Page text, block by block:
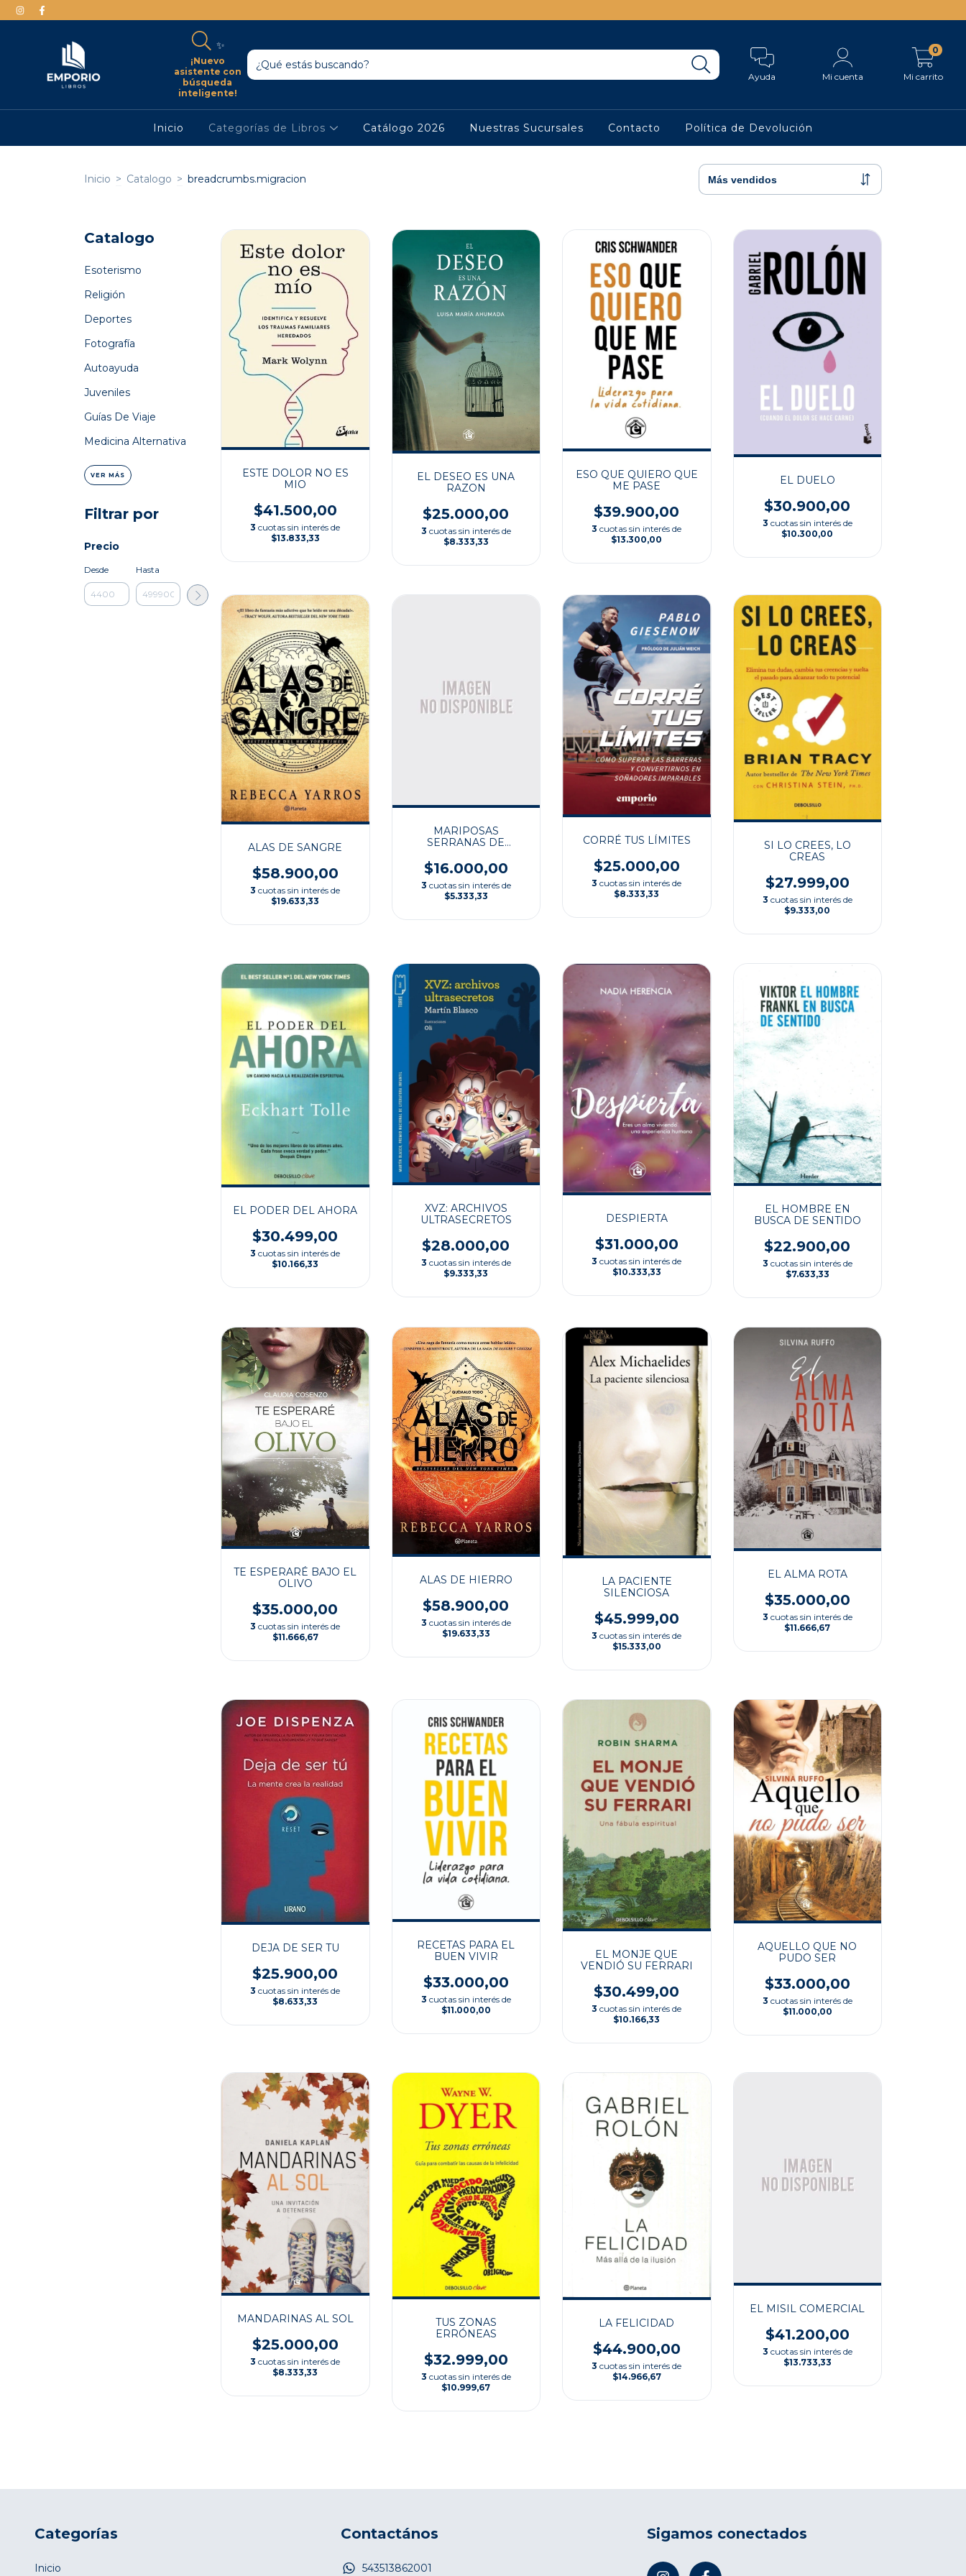
✨
¡Nuevo
asistente con
búsqueda
inteligente!
Ayuda Mi cuenta Mi carrito
0
Inicio Categorías de Libros Catálogo 2026 Nuestras Sucursales Contacto Política de Devolución
Inicio > Catalogo > breadcrumbs.migracion
Catalogo
Esoterismo
Religión
Deportes
Fotografía
Autoayuda
Juveniles
Guías De Viaje
Medicina Alternativa
VER MÁS
Filtrar por
Precio
Desde Hasta
ESTE DOLOR NO ES
MIO
$41.500,00
3 cuotas sin interés de
$13.833,33
EL DESEO ES UNA
RAZON
$25.000,00
3 cuotas sin interés de
$8.333,33
ESO QUE QUIERO QUE
ME PASE
$39.900,00
3 cuotas sin interés de
$13.300,00
EL DUELO
$30.900,00
3 cuotas sin interés de
$10.300,00
ALAS DE SANGRE
$58.900,00
3 cuotas sin interés de
$19.633,33
MARIPOSAS
SERRANAS DE
$16.000,00
3 cuotas sin interés de
$5.333,33
CORRÉ TUS LÍMITES
$25.000,00
3 cuotas sin interés de
$8.333,33
SI LO CREES, LO
CREAS
$27.999,00
3 cuotas sin interés de
$9.333,00
EL PODER DEL AHORA
$30.499,00
3 cuotas sin interés de
$10.166,33
XVZ: ARCHIVOS
ULTRASECRETOS
$28.000,00
3 cuotas sin interés de
$9.333,33
DESPIERTA
$31.000,00
3 cuotas sin interés de
$10.333,33
EL HOMBRE EN
BUSCA DE SENTIDO
$22.900,00
3 cuotas sin interés de
$7.633,33
TE ESPERARÉ BAJO EL
OLIVO
$35.000,00
3 cuotas sin interés de
$11.666,67
ALAS DE HIERRO
$58.900,00
3 cuotas sin interés de
$19.633,33
LA PACIENTE
SILENCIOSA
$45.999,00
3 cuotas sin interés de
$15.333,00
EL ALMA ROTA
$35.000,00
3 cuotas sin interés de
$11.666,67
DEJA DE SER TU
$25.900,00
3 cuotas sin interés de
$8.633,33
RECETAS PARA EL
BUEN VIVIR
$33.000,00
3 cuotas sin interés de
$11.000,00
EL MONJE QUE
VENDIÓ SU FERRARI
$30.499,00
3 cuotas sin interés de
$10.166,33
AQUELLO QUE NO
PUDO SER
$33.000,00
3 cuotas sin interés de
$11.000,00
MANDARINAS AL SOL
$25.000,00
3 cuotas sin interés de
$8.333,33
TUS ZONAS
ERRÓNEAS
$32.999,00
3 cuotas sin interés de
$10.999,67
LA FELICIDAD
$44.900,00
3 cuotas sin interés de
$14.966,67
EL MISIL COMERCIAL
$41.200,00
3 cuotas sin interés de
$13.733,33
Categorías
Inicio
Contactános
543513862001
Sigamos conectados